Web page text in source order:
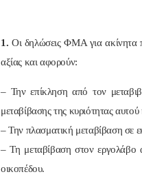
1. Οι δηλώσεις ΦΜΑ για ακίνητα
αξίας και αφορούν:
– Την επίκληση από τον
μεταβίβασης της κυριότητας
– Την πλασματική μεταβίβαση σε
– Τη μεταβίβαση στον εργολάβο
οικοπέδου.